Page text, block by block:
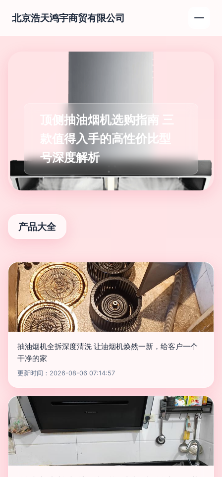
北京浩天鸿宇商贸有限公司
顶侧抽油烟机选购指南 三
款值得入手的高性价比型
号深度解析
产品大全
抽油烟机全拆深度清洗 让油烟机焕然一新，给客户一个
干净的家
更新时间：2026-08-06 07:14:57